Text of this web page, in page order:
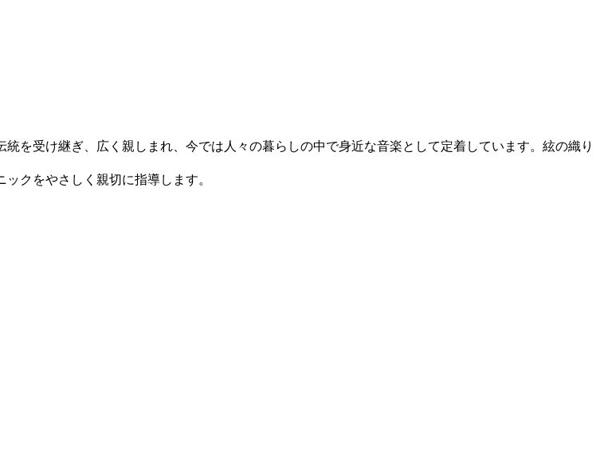
を受け継ぎ、広く親しまれ、今では人々の暮らしの中で身近な音楽として定着しています。絃の織り
クをやさしく親切に指導します。